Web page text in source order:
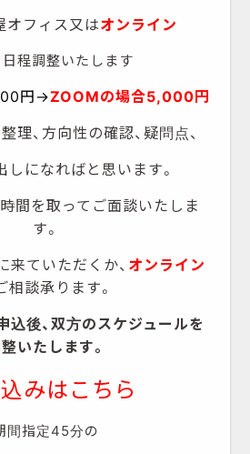
フィス又はオンライン
程調整いたします
円→ZOOMの場合5,000円
理、 方向性の確認、疑問点、
しになればと思います。
間を取ってご面談いたしま
す。
ていただくか、 オンライン
相談承ります。
込後、双方のスケジュールを
いたします。
みはこちら
間指定45分の